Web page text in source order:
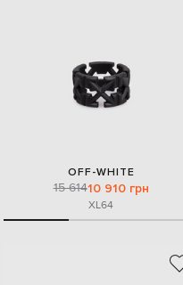
OFF-WHITE
15 61410 910 грн
XL64